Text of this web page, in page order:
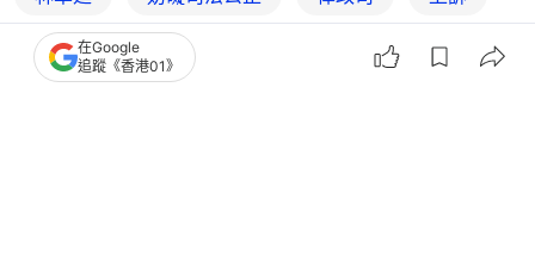
法庭 在Google
追蹤《香港01》